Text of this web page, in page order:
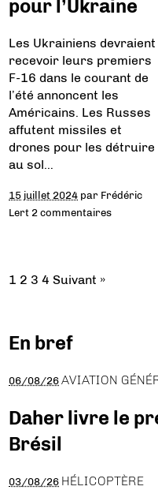
pour l’Ukraine
Les Ukrainiens devraient
recevoir leurs premiers
F-16 dans le courant de
l’été annoncent les
Américains. Les Russes
affutent missiles et
drones pour les détruire
au sol…
15 juillet 2024 par Frédéric
Lert 2 commentaires
1 2 3 4 Suivant »
En bref
06/08/26 AVIATION
Daher livre le
Brésil
03/08/26 HÉLICOPTÈRE